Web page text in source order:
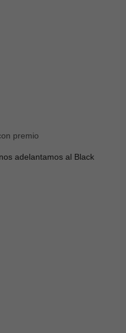
premio
adelantamos al Black